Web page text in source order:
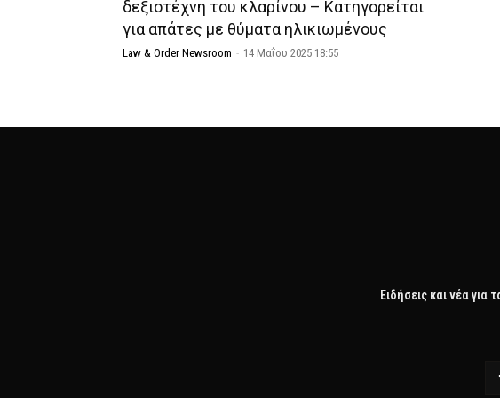
δεξιοτέχνη του κλαρίνου – Κατηγορείται
για απάτες με θύματα ηλικιωμένους
Law & Order Newsroom - 14 Μαΐου 2025 18:55
Ειδήσεις και νέα